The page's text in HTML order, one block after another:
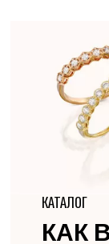
КАТАЛОГ
КАК